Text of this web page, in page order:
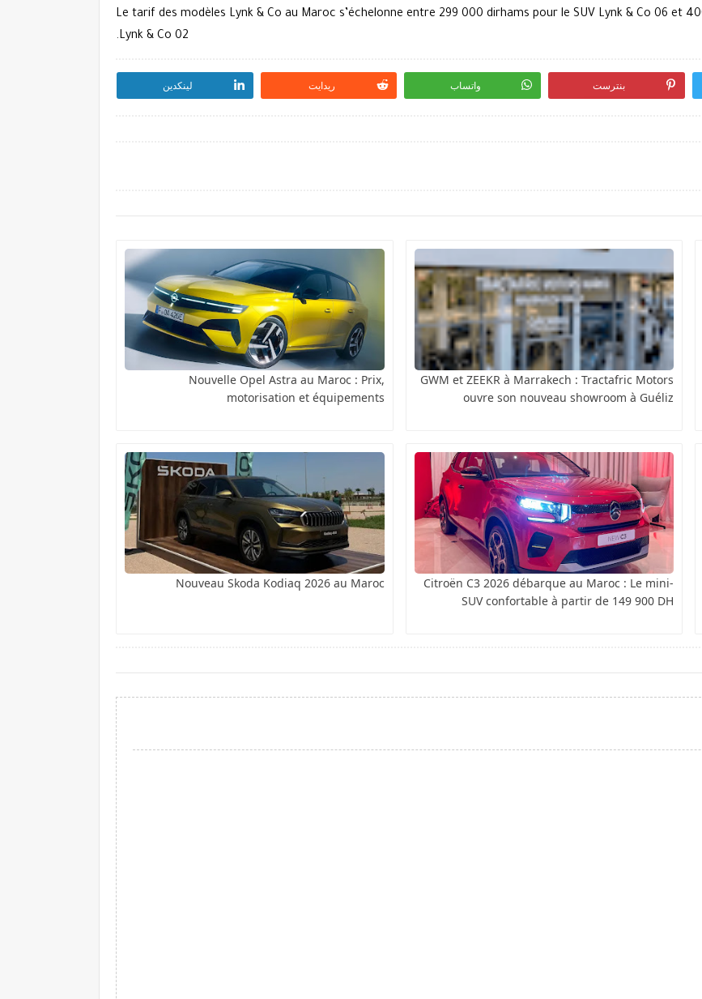
Le tarif des modèles Lynk & Co au Maroc s’échelonne entre 299 000 dirhams pour le SUV Lynk & Co 06 et
Lynk & Co 02.
بنترست واتساب ريدايت لينكدين
GWM et ZEEKR à Marrakech : Tractafric Motors
ouvre son nouveau showroom à Guéliz
Nouvelle Opel Astra au Maroc : Prix,
motorisation et équipements
Citroën C3 2026 débarque au Maroc : Le mini-
SUV confortable à partir de 149 900 DH
Nouveau Skoda Kodiaq 2026 au Maroc